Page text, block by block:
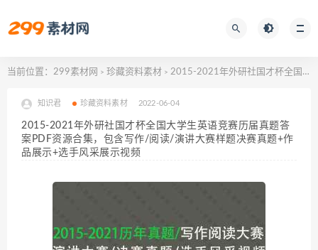
当前位置： 299素材网 > 珍藏资料素材 > 2015-2021年外研社国才杯全国大学生英语竞赛历届真题答案PDF资源合集，包含写作/阅读/演讲大赛样题决赛真题+作品展示+选手风采展示视频
知识君 珍藏资料素材 2022-06-04
2015-2021年外研社国才杯全国大学生英语竞赛历届真题答
案PDF资源合集，包含写作/阅读/演讲大赛样题决赛真题+作
品展示+选手风采展示视频